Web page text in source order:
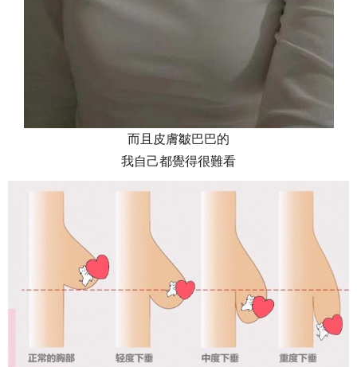
而且皮膚皺巴巴的
我自己都覺得很難看